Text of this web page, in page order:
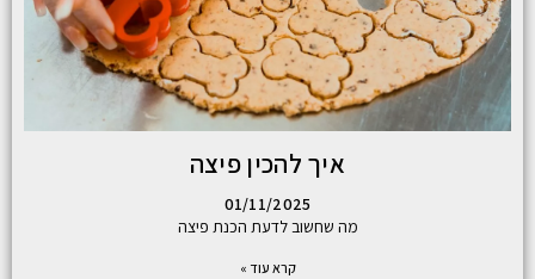
איך להכין פיצה
01/11/2025
מה שחשוב לדעת הכנת פיצה
קרא עוד »